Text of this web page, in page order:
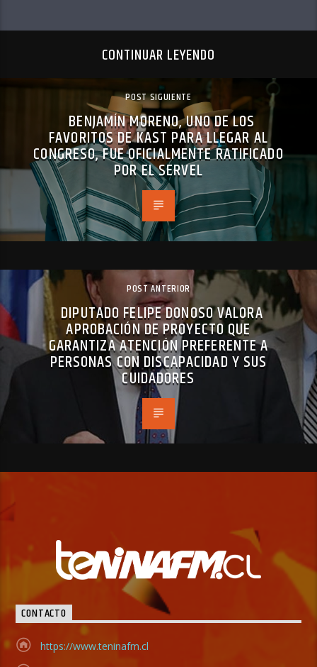
CONTINUAR LEYENDO
POST SIGUIENTE
BENJAMÍN MORENO, UNO DE LOS
FAVORITOS DE KAST PARA LLEGAR AL
CONGRESO, FUE OFICIALMENTE RATIFICADO
POR EL SERVEL
POST ANTERIOR
DIPUTADO FELIPE DONOSO VALORA
APROBACIÓN DE PROYECTO QUE
GARANTIZA ATENCIÓN PREFERENTE A
PERSONAS CON DISCAPACIDAD Y SUS
CUIDADORES
CONTACTO
https://www.teninafm.cl